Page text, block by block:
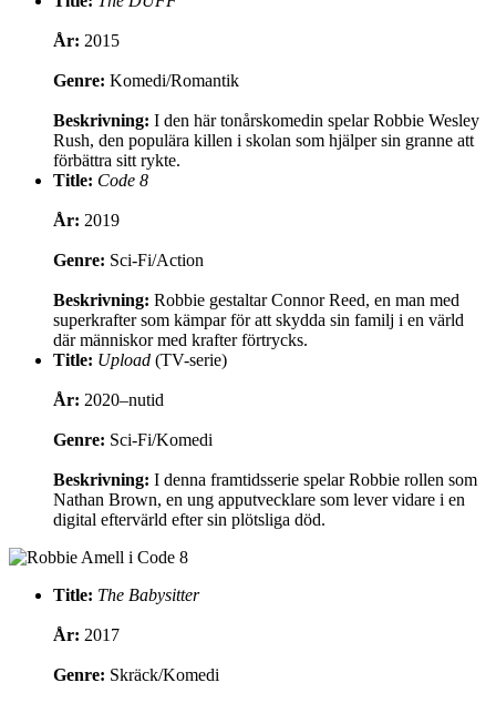
År: 2015
Genre: Komedi/Romantik
Beskrivning: I den här tonårskomedin spelar Robbie Wesley
Rush, den populära killen i skolan som hjälper sin granne att
förbättra sitt rykte.
Title: Code 8
År: 2019
Genre: Sci-Fi/Action
Beskrivning: Robbie gestaltar Connor Reed, en man med
superkrafter som kämpar för att skydda sin familj i en värld
där människor med krafter förtrycks.
Title: Upload (TV-serie)
År: 2020–nutid
Genre: Sci-Fi/Komedi
Beskrivning: I denna framtidsserie spelar Robbie rollen som
Nathan Brown, en ung apputvecklare som lever vidare i en
digital eftervärld efter sin plötsliga död.
Title: The Babysitter
År: 2017
Genre: Skräck/Komedi